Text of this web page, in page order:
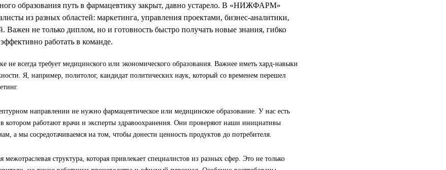
образования путь в фармацевтику закрыт, давно устарело. В «НИЖФАРМ»
из разных областей: маркетинга, управления проектами, бизнес-аналитики,
Важен не только диплом, но и готовность быстро получать новые знания, гибко
работать в команде.
не всегда требует медицинского или экономического образования. Важнее иметь хард-навыки
Я, например, политолог, кандидат политических наук, который со временем перешел
направлении не нужно фармацевтическое или медицинское образование. У нас есть
котором работают врачи и эксперты здравоохранения. Они проверяют наши инициативы
а мы сосредотачиваемся на том, чтобы донести ценность продуктов до потребителя.
структура, которая привлекает специалистов из разных сфер. Это не только